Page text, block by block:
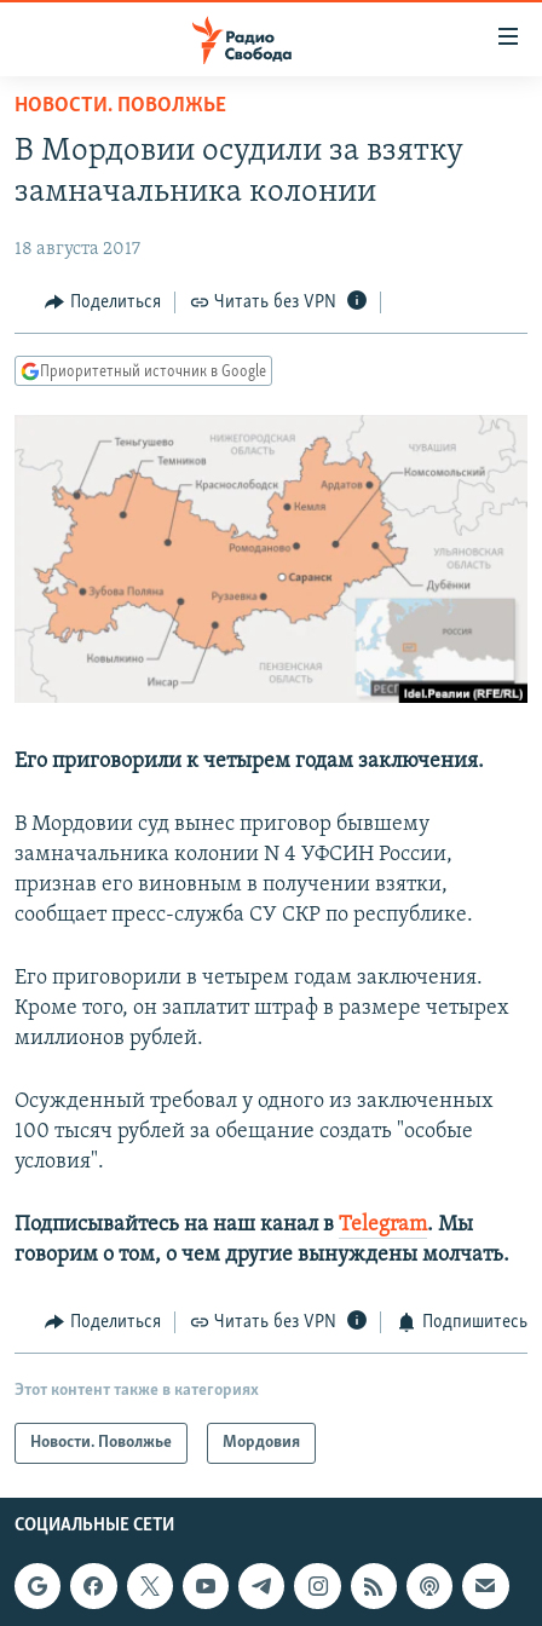
упрощенного
доступа
основному
Вернутся
главной
навигации
поиску
ПОДКАСТЫ
ЦИТАТЫ СВОБОДЫ
МНЕНИЯ
IDEL.РЕАЛИИ
КАВКАЗ.РЕАЛИИ
СЕВЕР.РЕАЛИИ
СИБИРЬ.РЕАЛИИ
РАСПИСАНИЕ ВЕЩАНИЯ
ПОДПИШИТЕСЬ НА РАССЫЛКУ
СОЦИАЛЬНЫЕ СЕТИ
Все сайты РСЕ/РС
НОВОСТИ. ПОВОЛЖЬЕ
В Мордовии осудили за взятку
замначальника колонии
18 августа 2017
Поделиться Читать без VPN
Приоритетный источник в Google
Его приговорили к четырем годам заключения.
В Мордовии суд вынес приговор бывшему
замначальника колонии N 4 УФСИН России,
признав его виновным в получении взятки,
сообщает пресс-служба СУ СКР по республике.
Его приговорили в четырем годам заключения.
Кроме того, он заплатит штраф в размере четырех
миллионов рублей.
Осужденный требовал у одного из заключенных
100 тысяч рублей за обещание создать "особые
условия".
Подписывайтесь на наш канал в Telegram. Мы
говорим о том, о чем другие вынуждены молчать.​
Поделиться Читать без VPN Подпишитесь
Этот контент также в категориях
Новости. Поволжье Мордовия
СОЦИАЛЬНЫЕ СЕТИ